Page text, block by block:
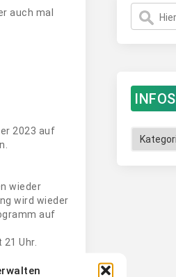
auch mal
2023 auf
wieder
wird wieder
auf
Uhr.
INFOS
Infos